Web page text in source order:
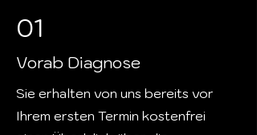
01
Vorab Diagnose
Sie erhalten von uns bereits vor
Ihrem ersten Termin kostenfrei